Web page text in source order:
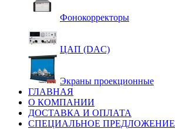
Фонокорректоры
ЦАП (DAC)
Экраны проекционные
ГЛАВНАЯ
О КОМПАНИИ
ДОСТАВКА И ОПЛАТА
СПЕЦИАЛЬНОЕ ПРЕДЛОЖЕНИЕ